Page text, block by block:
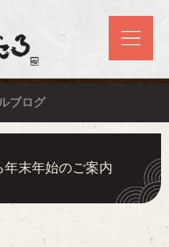
ブログ
末年始のご案内